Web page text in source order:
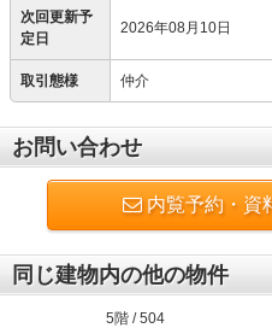
次回更新予
定日
2026年08月10日
取引態様 仲介
お問い合わせ
内覧予約・資
同じ建物内の他の物件
5階 / 504